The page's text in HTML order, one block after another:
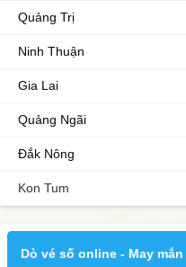
Quảng Trị
Ninh Thuận
Gia Lai
Quảng Ngãi
Đắk Nông
Kon Tum
Dò vé số online - May